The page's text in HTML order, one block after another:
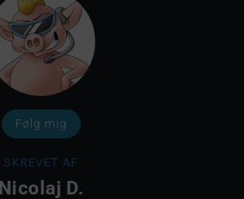
Følg mig
SKREVET AF
Nicolaj D.